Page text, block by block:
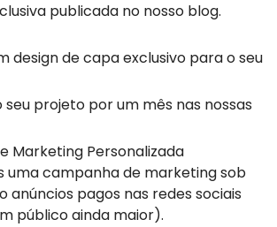
publicada no nosso blog.
design de capa exclusivo para o seu
seu projeto por um mês nas nossas
Marketing Personalizada
uma campanha de marketing sob
anúncios pagos nas redes sociais
público ainda maior).